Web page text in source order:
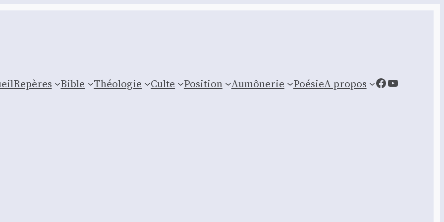
Repères Bible Théologie Culte Posi­tion Aumônerie PoésieA propos Facebook
YouTube